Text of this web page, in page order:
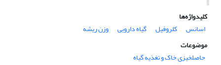
کلیدواژه‌ها
اسانس
کلروفیل گیاه دارویی
وزن ریشه
موضوعات
حاصلخیزی خاک و تغذیه گیاه